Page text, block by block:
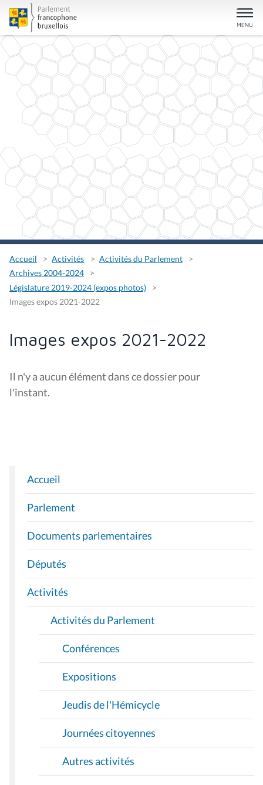
Accueil Activités
Activités du Parlement
Archives 2004-2024
Législature 2019-2024 (expos photos)
Images expos 2021-2022
Images expos 2021-2022
Il n'y a aucun élément dans ce dossier pour
l'instant.
N
A
V
I
G
A
T
I
O
Accueil
Parlement
Documents parlementaires
Députés
Activités
Activités du Parlement
Conférences
Expositions
Jeudis de l'Hémicycle
Journées citoyennes
Autres activités